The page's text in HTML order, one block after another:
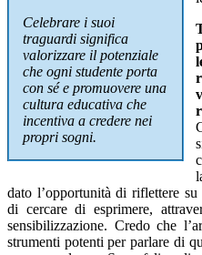
Celebrare i suoi
traguardi significa
valorizzare il potenziale
che ogni studente porta
con sé e promuovere una
cultura educativa che
incentiva a credere nei
propri sogni.
dato l’opportunità di riflettere
di cercare di esprimere,
sensibilizzazione. Credo che
strumenti potenti per parlare di